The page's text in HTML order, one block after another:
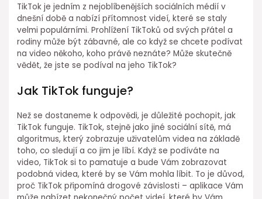
TikTok je jedním z nejoblíbenějších sociálních médií v
dnešní době a nabízí přítomnost videí, které se staly
velmi populárními. Prohlížení TikToků od svých přátel a
rodiny může být zábavné, ale co když se chcete podívat
na video někoho, koho právě neznáte? Může skutečně
vědět, že jste se podíval na jeho TikTok?
Jak TikTok funguje?
Než se dostaneme k odpovědi, je důležité pochopit, jak
TikTok funguje. TikTok, stejně jako jiné sociální sítě, má
algoritmus, který zobrazuje uživatelům videa na základě
toho, co sledují a co jim je líbí. Když se podíváte na
video, TikTok si to pamatuje a bude Vám zobrazovat
podobná videa, které by se Vám mohla líbit. To je důvod,
proč TikTok připomíná drogové závislosti – aplikace Vám